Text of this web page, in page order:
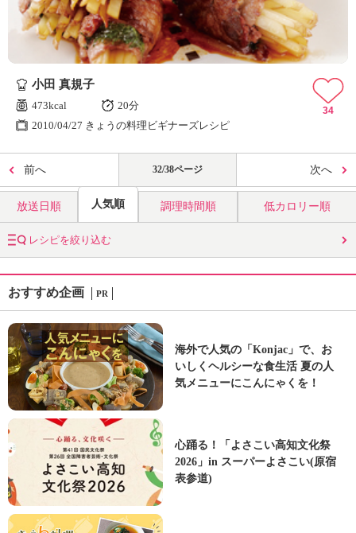
小田 真規子
473kcal
20分
2010/04/27 きょうの料理ビギナーズレシピ
34
前へ 32/38ページ 次へ
放送日順 人気順 調理時間順 低カロリー順
レシピを絞り込む
おすすめ企画 PR
海外で人気の「Konjac」で、お
いしくヘルシーな食生活 夏の人
気メニューにこんにゃくを！
心踊る！「よさこい高知文化祭
2026」in スーパーよさこい(原宿
表参道)